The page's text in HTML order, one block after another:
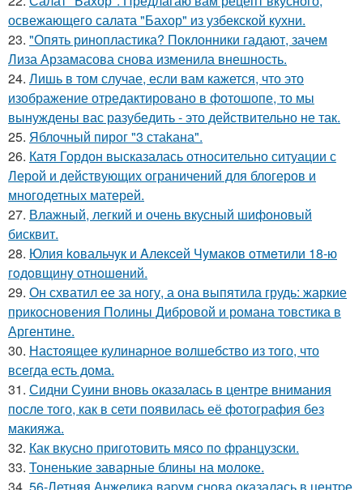
освежающего салата "Бахор" из узбекской кухни.
23. "Опять ринопластика? Поклонники гадают, зачем
Лиза Арзамасова снова изменила внешность.
24. Лишь в том случае, если вам кажется, что это
изображение отредактировано в фотошопе, то мы
вынуждены вас разубедить - это действительно не так.
25. Яблочный пирог "3 стаkана".
26. Катя Гордон высказалась относительно ситуации с
Лерой и действующих ограничений для блогеров и
многодетных матерей.
27. Влажный, легкий и очень вкусный шифоновый
бисквит.
28. Юлия koвальчyк и Aлeкceй Чyмакoв oтмeтили 18-ю
гoдoвщинy oтнoшeний.
29. Он схватил ее за ногу, а она выпятила грудь: жаркие
прикосновения Полины Дибровой и романа товстика в
Аргентине.
30. Настоящее кулинаpное волшебство из того, что
всегда есть дома.
31. Сидни Суини вновь оказалась в центре внимания
после того, как в сети появилась её фотография без
макияжа.
32. Как вкуснo пригoтoвить мясo пo французски.
33. Тоненькие заварные блины на молоке.